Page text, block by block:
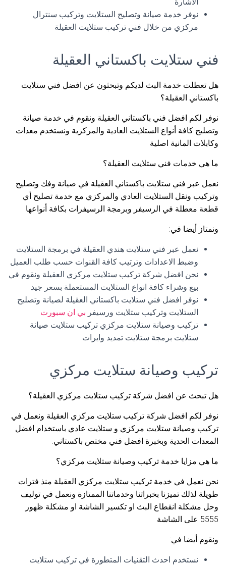
نوفر خدمة صيانة وتصليح الستلايت وتركيب سنترال
مركزي من خلال فني تركيب ستلايت العقيلة
فني ستلايت باكستاني العقيلة
هل تعطلت خدمة البث لديكم وتبحثون عن افضل فني ستلايت
باكستاني العقيلة؟
نوفر لكم افضل فني باكستاني العقيلة ونقوم في خدمة صيانة
وتصليح كافة أنواع الستلايت العادية والمركزية ونستخدم معدات
وكابلات المانية اصلية
ما هي خدمات فني ستلايت العقيلة؟
نعمل عبر فني ستلايت باكستاني العقيلة في صيانة وفك وتصليح
وتركيب ونقل الستلايت العادي والمركزي مع خدمة تصليح أي
قطعة معطلة في الرسيفر وبرمجة الرسيفرات بكافة أنواعها
ونمتاز أيضا في:
نعمل عبر فني ستلايت هندي العقيلة في برمجة الستلايت
وضبط الاعدادات وترتيب كافة القنوات حسب طلب العميل
نحن افضل شركة تركيب ستلايت مركزي العقيلة ونقوم في
بيع وشراء كافة انواع الستلايت المستعملة بسعر جيد
نوفر افضل فني ستلايت باكستاني العقيلة لصيانة وتصليح
الستلايت وتركيب ستلايت ورسيفر بي ان سبورت
تركيب وصيانة ستلايت مركزي تركيب ستلايت صيانة
ستلايت برمجة ستلايت تمديد وايرات
تركيب وصيانة ستلايت مركزي
هل تبحث عن افضل شركة تركيب ستلايت مركزي العقيلة؟
نوفر لكم افضل شركة تركيب ستلايت مركزي العقيلة ونعمل في
تركيب وصيانة ستلايت مركزي و ستلايت عادي باستخدام افضل
المعدات الحدية وبخبرة افضل فني مختص باكستاني.
ما هي مزايا خدمة تركيب وصيانة ستلايت مركزي؟
نحن نعمل في خدمة تركيب ستلايت مركزي العقيلة منذ فترات
طويلة لذلك تميزنا بخبراتنا وخدماتنا الممتازة ونعمل في توليف
وحل مشكلة انقطاع البث او تكسير الشاشة او مشكلة ظهور
5555 على الشاشة
ونقوم أيضا في:
نستخدم احدث التقنيات المتطورة في تركيب ستلايت